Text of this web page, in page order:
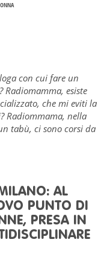
con cui fare un
Radiomamma, esiste
che mi eviti la
Radiommama, nella
tabù, ci sono corsi da
AL
PUNTO DI
PRESA IN